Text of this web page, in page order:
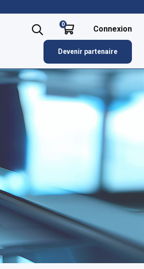
0 Connexion
Devenir partenaire